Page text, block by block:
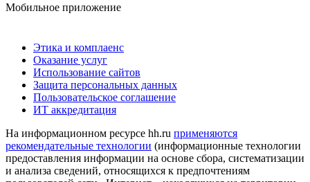
Мобильное приложение
Этика и комплаенс
Оказание услуг
Использование сайтов
Защита персональных данных
Пользовательское соглашение
ИТ аккредитация
На информационном ресурсе hh.ru применяются
рекомендательные технологии (информационные технологии
предоставления информации на основе сбора, систематизации
и анализа сведений, относящихся к предпочтениям